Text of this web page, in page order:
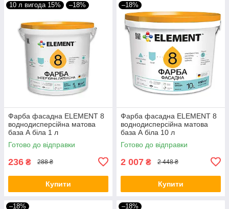
10 л вигода 15% –18%
Фарба фасадна ELEMENT 8
воднодисперсійна матова
база А біла 1 л
Готово до відправки
236 ₴ 288 ₴
Купити
–18%
Фарба фасадна ELEMENT 8
воднодисперсійна матова
база А біла 10 л
Готово до відправки
2 007 ₴ 2 448 ₴
Купити
–18% –18%